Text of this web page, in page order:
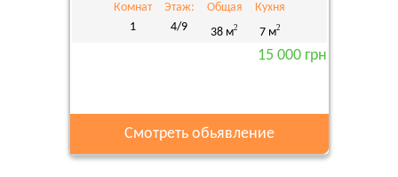
Комнат
1
Этаж:
4/9
Общая
38 м2
Кухня
7 м2
15 000 грн
Смотреть обьявление